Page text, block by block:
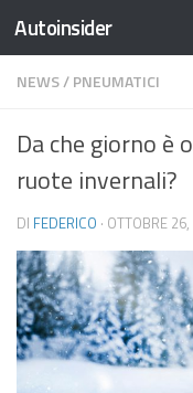
Salta al contenuto
Autoinsider
NEWS/PNEUMATICI
Da che giorno è
ruote invernali?
DI FEDERICO · OTTOBRE